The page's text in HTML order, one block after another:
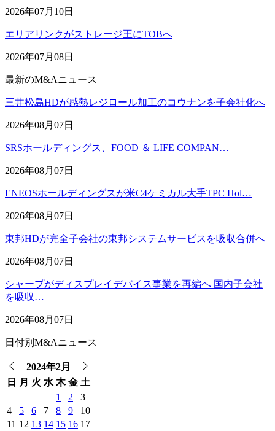
2026年07月10日
エリアリンクがストレージ王にTOBへ
2026年07月08日
最新のM&Aニュース
三井松島HDが感熱レジロール加工のコウナンを子会社化へ
2026年08月07日
SRSホールディングス、FOOD ＆ LIFE COMPAN…
2026年08月07日
ENEOSホールディングスが米C4ケミカル大手TPC Hol…
2026年08月07日
東邦HDが完全子会社の東邦システムサービスを吸収合併へ
2026年08月07日
シャープがディスプレイデバイス事業を再編へ 国内子会社
を吸収…
2026年08月07日
日付別M&Aニュース
2024年2月
日
月 火 水 木 金 土
1
2
3
4
5 6 7 8 9
10
11 12 13 14 15 16 17